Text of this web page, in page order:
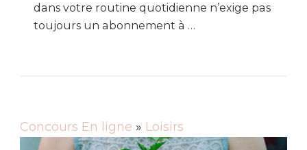
dans votre routine quotidienne n’exige pas
toujours un abonnement à …
Concours En ligne » Loisirs